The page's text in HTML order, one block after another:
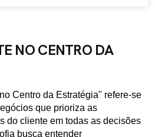
NO CENTRO DA
Centro da Estratégia" refere-se
que prioriza as
do cliente em todas as decisões
busca entender